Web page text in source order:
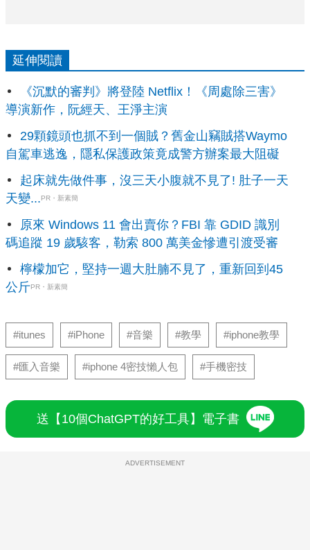
延伸閱讀
《沉默的審判》將登陸 Netflix！《周處除三害》
導演新作，阮經天、王淨主演
29顆鏡頭也抓不到一個賊？舊金山竊賊搭Waymo
自駕車逃逸，隱私保護政策竟成警方辦案最大阻礙
起床就先做件事，沒三天小腹就不見了! 肚子一天
天變...PR・新素簡
原來 Windows 11 會出賣你？FBI 靠 GDID 識別
碼追蹤 19 歲駭客，勒索 800 萬美金慘遭引渡受審
檸檬加它，堅持一週大肚腩不見了，重新回到45
公斤PR・新素簡
#itunes #iPhone #音樂 #教學 #iphone教學
#匯入音樂 #iphone 4密技懶人包 #手機密技
送【10個ChatGPT的好工具】電子書
ADVERTISEMENT